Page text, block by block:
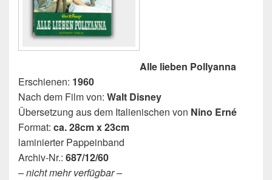
Alle lieben Pollyanna
Erschienen: 1960
Nach dem Film von: Walt Disney
Übersetzung aus dem Italienischen von Nino Erné
Format: ca. 28cm x 23cm
laminierter Pappeinband
Archiv-Nr.: 687/12/60
– nicht mehr verfügbar –